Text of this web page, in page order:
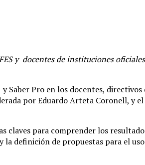
y docentes de instituciones
Saber Pro en los docentes,
por Eduardo Arteta Coronell,
para comprender los
definición de propuestas para el